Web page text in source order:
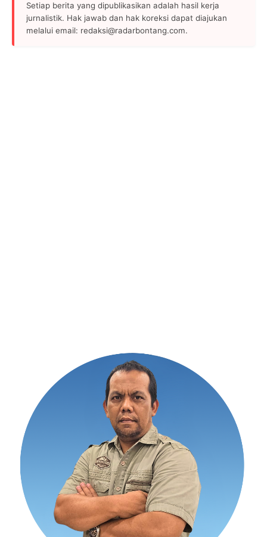
Setiap berita yang dipublikasikan adalah hasil kerja
jurnalistik. Hak jawab dan hak koreksi dapat diajukan
melalui email: redaksi@radarbontang.com.